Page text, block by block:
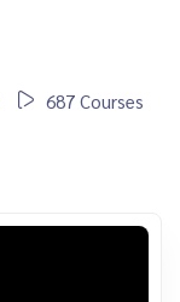
687 Courses